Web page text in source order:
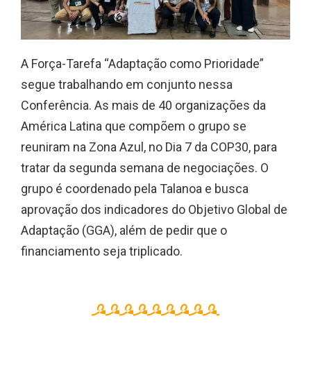
A Força-Tarefa “Adaptação como Prioridade”
segue trabalhando em conjunto nessa
Conferência. As mais de 40 organizações da
América Latina que compõem o grupo se
reuniram na Zona Azul, no Dia 7 da COP30, para
tratar da segunda semana de negociações. O
grupo é coordenado pela Talanoa e busca
aprovação dos indicadores do Objetivo Global de
Adaptação (GGA), além de pedir que o
financiamento seja triplicado.